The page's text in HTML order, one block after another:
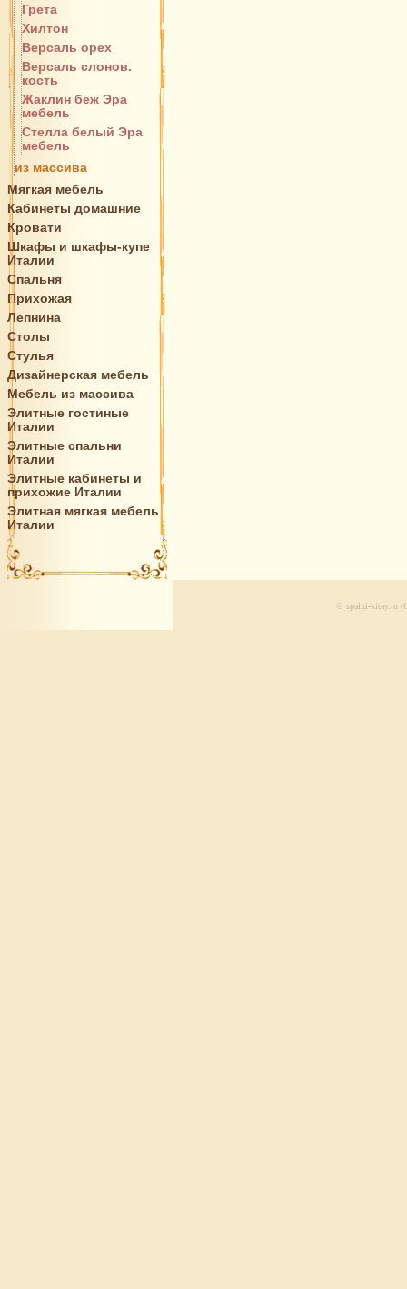
Грета
Хилтон
Версаль орех
Версаль слонов.
кость
Жаклин беж Эра
мебель
Стелла белый Эра
мебель
из массива
Мягкая мебель
Кабинеты домашние
Кровати
Шкафы и шкафы-купе
Италии
Спальня
Прихожая
Лепнина
Столы
Стулья
Дизайнерская мебель
Мебель из массива
Элитные гостиные
Италии
Элитные спальни
Италии
Элитные кабинеты и
прихожие Италии
Элитная мягкая мебель
Италии
© spalni-kitay.ru